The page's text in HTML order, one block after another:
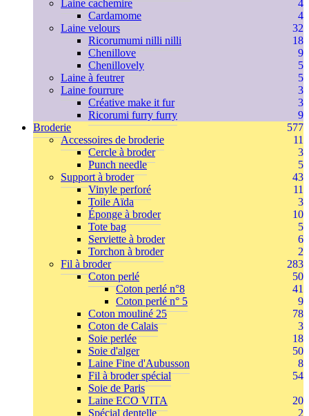
Laine cachemire
4
Cardamome
4
Laine velours
32
Ricorumumi nilli nilli
18
Chenillove
9
Chenillovely
5
Laine à feutrer
5
Laine fourrure
3
Créative make it fur
3
Ricorumi furry furry
9
Broderie
577
Accessoires de broderie
11
Cercle à broder
3
Punch needle
5
Support à broder
43
Vinyle perforé
11
Toile Aïda
3
Éponge à broder
10
Tote bag
5
Serviette à broder
6
Torchon à broder
2
Fil à broder
283
Coton perlé
50
Coton perlé n°8
41
Coton perlé n° 5
9
Coton mouliné 25
78
Coton de Calais
3
Soie perlée
18
Soie d'alger
50
Laine Fine d'Aubusson
8
Fil à broder spécial
54
Soie de Paris
Laine ECO VITA
20
Spécial dentelle
2